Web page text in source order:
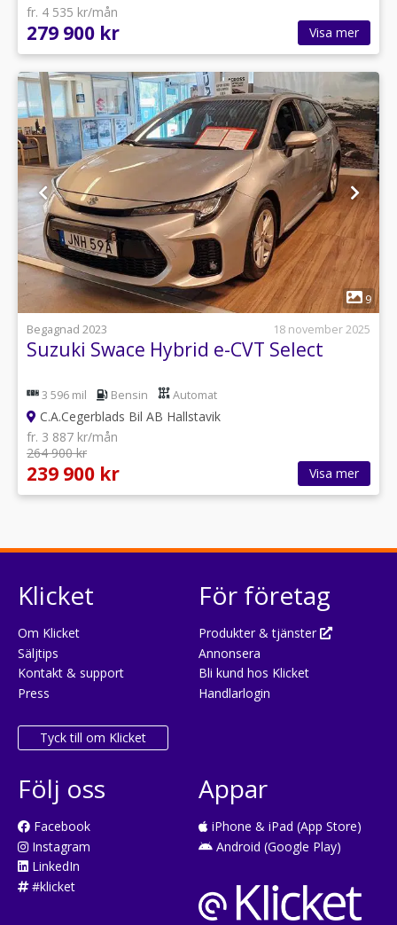
fr. 4 535 kr/mån
279 900 kr Visa mer
1
9
Begagnad 2023
18 november 2025
Suzuki Swace Hybrid e-CVT Select
3 596 mil Bensin Automat
C.A.Cegerblads Bil AB Hallstavik
fr. 3 887 kr/mån
264 900 kr
239 900 kr Visa mer
Klicket
Om Klicket
Säljtips
Kontakt & support
Press
Tyck till om Klicket
För företag
Produkter & tjänster
Annonsera
Bli kund hos Klicket
Handlarlogin
Följ oss
Facebook
Instagram
LinkedIn
#klicket
Appar
iPhone & iPad (App Store)
Android (Google Play)